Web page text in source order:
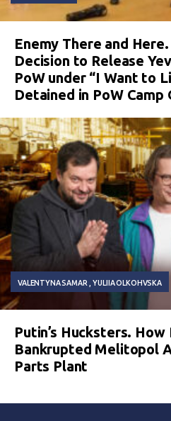
Enemy There and
Decision to Release
PoW under “I Want to
Detained in PoW Camp
VALENTYNA SAMAR YULIIA OLKOHVSKA
Putin’s Hucksters. How
Bankrupted Melitopol
Parts Plant